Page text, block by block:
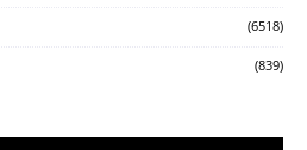
(6518)
(839)